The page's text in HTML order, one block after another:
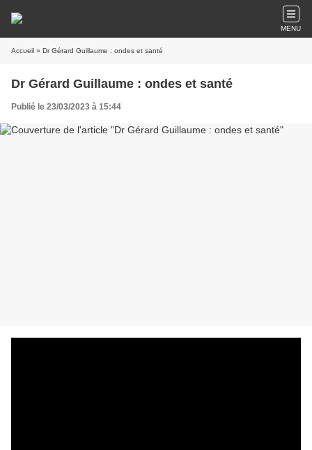
MENU
Accueil » Dr Gérard Guillaume : ondes et santé
Dr Gérard Guillaume : ondes et santé
Publié le 23/03/2023 à 15:44